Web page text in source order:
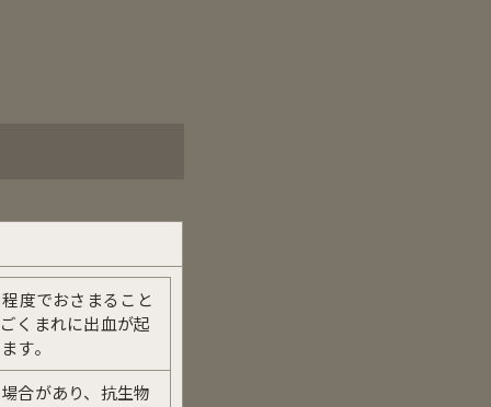
度でおさまること
くまれに出血が起
す。
合があり、抗生物